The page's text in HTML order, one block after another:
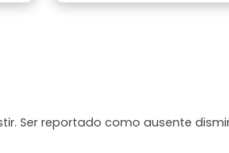
Ser reportado como ausente